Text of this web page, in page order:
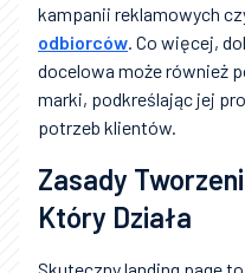
kampanii reklamowych
odbiorców . Co więcej,
docelowa może również
marki, podkreślając jej
potrzeb klientów.
Zasady
Który Działa